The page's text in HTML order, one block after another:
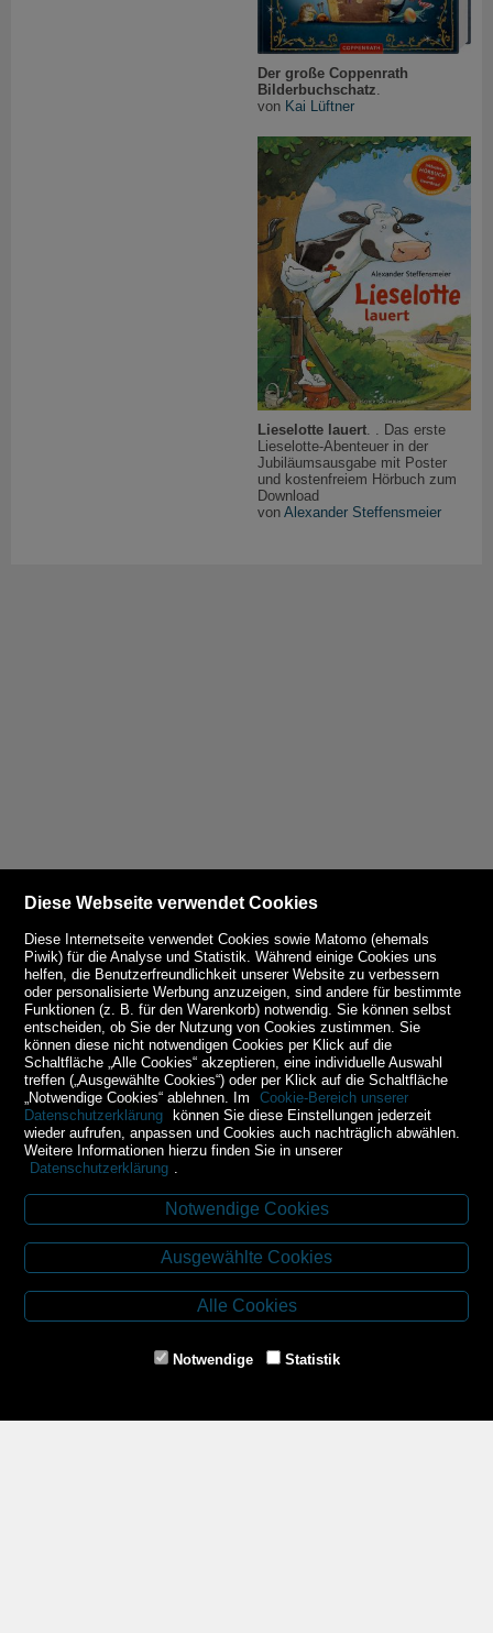
Der große Coppenrath
Bilderbuchschatz
von Kai Lüftner
Lieselotte lauert . . Das erste
Lieselotte-Abenteuer in der
Jubiläumsausgabe mit Poster
und kostenfreiem Hörbuch zum
Download
von Alexander Steffensmeier
Kontakt
Budweiser Str. 3
3943 Schrems
Tel.: 02853/77239
E-Mail: schrems@spazierer.at
Diese Webseite verwendet Cookies
Diese Internetseite verwendet Cookies sowie Matomo (ehemals
Piwik) für die Analyse und Statistik. Während einige Cookies uns
helfen, die Benutzerfreundlichkeit unserer Website zu verbessern
oder personalisierte Werbung anzuzeigen, sind andere für bestimmte
Funktionen (z. B. für den Warenkorb) notwendig. Sie können selbst
entscheiden, ob Sie der Nutzung von Cookies zustimmen. Sie
können diese nicht notwendigen Cookies per Klick auf die
Schaltfläche „Alle Cookies“ akzeptieren, eine individuelle Auswahl
treffen („Ausgewählte Cookies“) oder per Klick auf die Schaltfläche
„Notwendige Cookies“ ablehnen. Im
Cookie-Bereich unserer
Datenschutzerklärung können Sie diese Einstellungen jederzeit
wieder aufrufen, anpassen und Cookies auch nachträglich abwählen.
Weitere Informationen hierzu finden Sie in unserer
Datenschutzerklärung
Notwendige Cookies
Ausgewählte Cookies
Alle Cookies
Notwendige Statistik